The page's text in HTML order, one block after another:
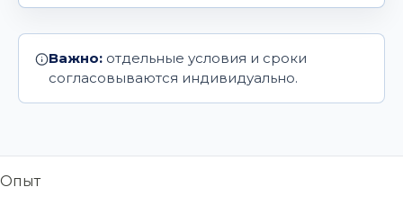
Важно: отдельные условия и сроки
согласовываются индивидуально.
Опыт